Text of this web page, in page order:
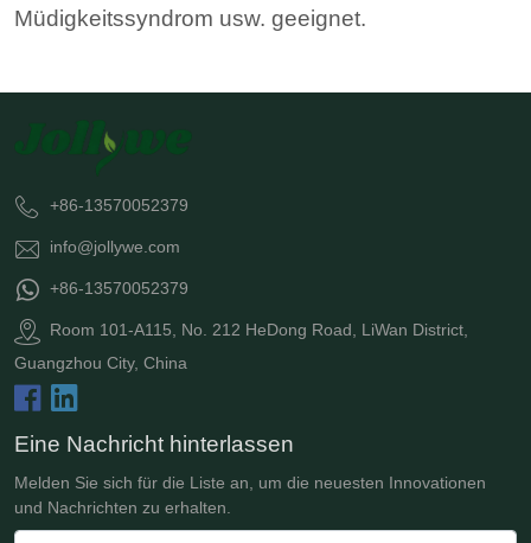
Müdigkeitssyndrom usw. geeignet.
+86-13570052379
info@jollywe.com
+86-13570052379
Room 101-A115, No. 212 HeDong Road, LiWan District,
Guangzhou City, China
Eine Nachricht hinterlassen
Melden Sie sich für die Liste an, um die neuesten Innovationen
und Nachrichten zu erhalten.